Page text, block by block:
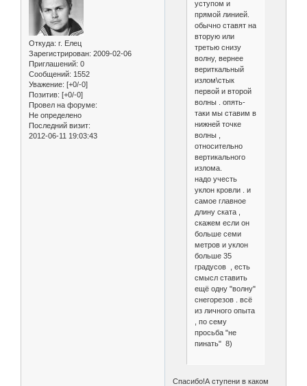
Откуда: г. Елец
Зарегистрирован: 2009-02-06
Приглашений: 0
Сообщений: 1552
Уважение: [+0/-0]
Позитив: [+0/-0]
Провел на форуме:
Не определено
Последний визит:
2012-06-11 19:03:43
уступом и
прямой линией.
обычно ставят на
вторую или
третью снизу
волну, вернее
вериткальный
излом\стык
первой и второй
волны . опять-
таки мы ставим в
нижней точке
волны ,
относительно
вертикального
излома.
надо учесть
уклон кровли . и
самое главное
длину ската ,
скажем если он
больше семи
метров и уклон
больше 35
градусов , есть
смысл ставить
ещё одну "волну"
снегорезов . всё
из личного опыта
, по сему
просьба "не
пинать" 8)
Спасибо!А ступени в каком